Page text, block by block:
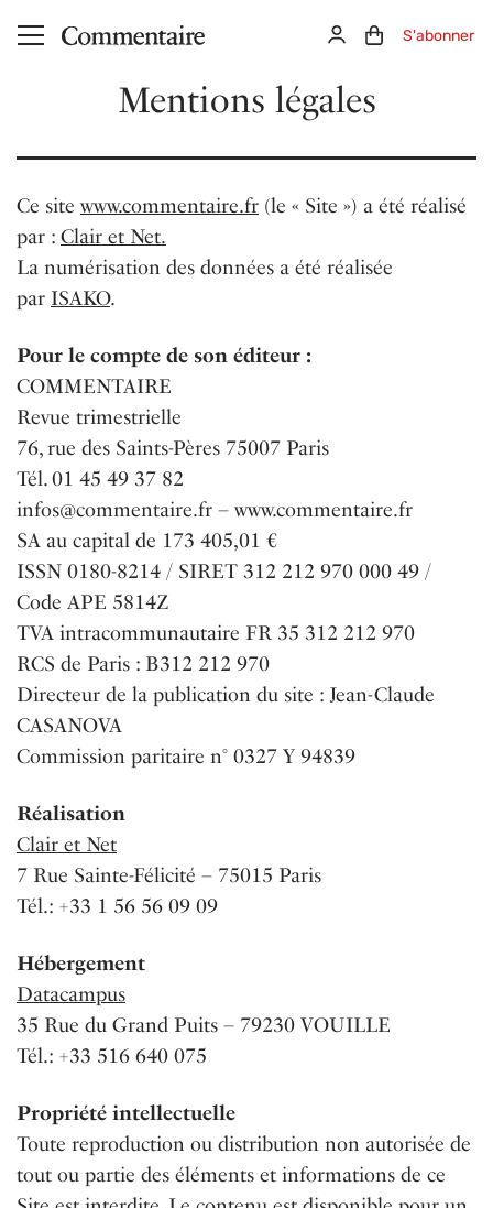
Aller au contenu principal ConnexionPanier (0)
S'abonner
Mentions légales
Ce site www.commentaire.fr (le « Site ») a été réalisé
par : Clair et Net.
La numérisation des données a été réalisée
par ISAKO.
Pour le compte de son éditeur :
COMMENTAIRE
Revue trimestrielle
76, rue des Saints-Pères 75007 Paris
Tél. 01 45 49 37 82
infos@commentaire.fr – www.commentaire.fr
SA au capital de 173 405,01 €
ISSN 0180-8214 / SIRET 312 212 970 000 49 /
Code APE 5814Z
TVA intracommunautaire FR 35 312 212 970
RCS de Paris : B312 212 970
Directeur de la publication du site : Jean-Claude
CASANOVA
Commission paritaire n° 0327 Y 94839
Réalisation
Clair et Net
7 Rue Sainte-Félicité – 75015 Paris
Tél.: +33 1 56 56 09 09
Hébergement
Datacampus
35 Rue du Grand Puits – 79230 VOUILLE
Tél.: +33 516 640 075
Propriété intellectuelle
Toute reproduction ou distribution non autorisée de
tout ou partie des éléments et informations de ce